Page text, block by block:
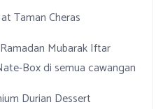
Taman Cheras
Mubarak Iftar
Box di semua cawangan
Durian Dessert